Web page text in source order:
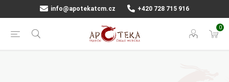
info@apotekatcm.cz +420 728 715 916
0